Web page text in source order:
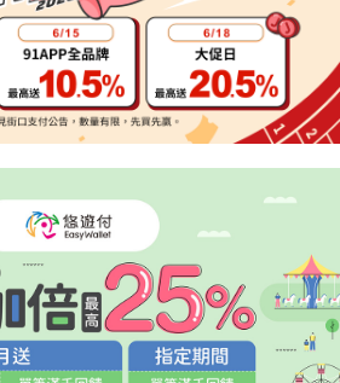
往確認交易或遇審核未通過，訂單將自動取
狀況，表示未達大哥付你分期系統評分，恕無
「大哥付你分期」於每月結算日後寄送繳費提
可選擇「超商條碼／台灣大直營門市／銀行轉
份有限公司」（以下簡稱本公司）所提供，讓
購買商品或服務，並由商店將買賣／分期付款
依約使用本公司帳單繳交帳款。
你分期」之契約關係目的，商店將以您的個人
）提供予台灣大哥大進項蒐集、處理及利用，
單所需資料之確認、核對及更正。
以下連結：
https://oppay.tw/userRule
需綁卡、不需儲值。
訊認證，即可結帳。
後，再付款。
流程】
先享後付」後，將跳轉至「AFTEE先享後付」
到繳費通知簡訊。
內，點擊此簡訊中的連結，可透過四大超商／
進行付款，方視為交易完成。
不需立刻繳費，但若您需要取消訂單，請聯絡
意取消之訂單仍視為有效，需透過AFTEE先享
先享後付 」之結帳頁面顯示為準，若有關於
欲退款等相關疑問，請聯繫「AFTEE先享後付
support/home
含以上)免運費